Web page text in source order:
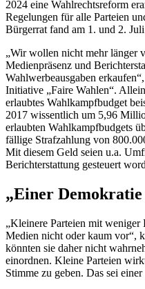
2024 eine Wahlrechtsreform
Regelungen für alle Parteien
Bürgerrat fand am 1. und 2.
„Wir wollen nicht mehr länger
Medienpräsenz und
Wahlwerbeausgaben
Initiative „Faire Wahlen“.
erlaubtes Wahlkampfbudget
2017 wissentlich um 5,96
erlaubten Wahlkampfbudgets
fällige Strafzahlung von
Mit diesem Geld seien u.a.
Berichterstattung gesteuert
„Einer
„Kleinere Parteien mit
Medien nicht oder kaum vor“,
könnten sie daher nicht
einordnen. Kleine Parteien
Stimme zu geben. Das sei